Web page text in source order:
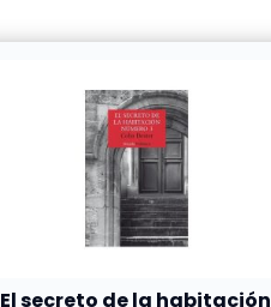
El secreto de la habitación